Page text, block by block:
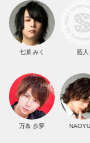
七瀬 みく 藍人
万条 歩夢